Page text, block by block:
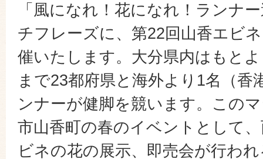
「風になれ！花になれ！ランナ
チフレーズに、第22回山香エビ
催いたします。大分県内はもと
まで23都府県と海外より1名（香
ンナーが健脚を競います。この
市山香町の春のイベントとして
ビネの花の展示、即売会が行わ